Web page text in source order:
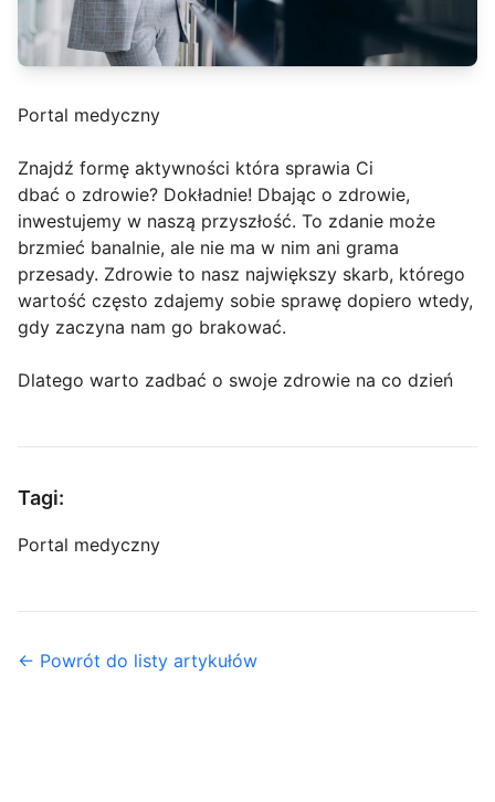
Portal medyczny
Znajdź formę aktywności która sprawia Ci
dbać o zdrowie? Dokładnie! Dbając o zdrowie,
inwestujemy w naszą przyszłość. To zdanie może
brzmieć banalnie, ale nie ma w nim ani grama
przesady. Zdrowie to nasz największy skarb, którego
wartość często zdajemy sobie sprawę dopiero wtedy,
gdy zaczyna nam go brakować.
Dlatego warto zadbać o swoje zdrowie na co dzień
Tagi:
Portal medyczny
← Powrót do listy artykułów